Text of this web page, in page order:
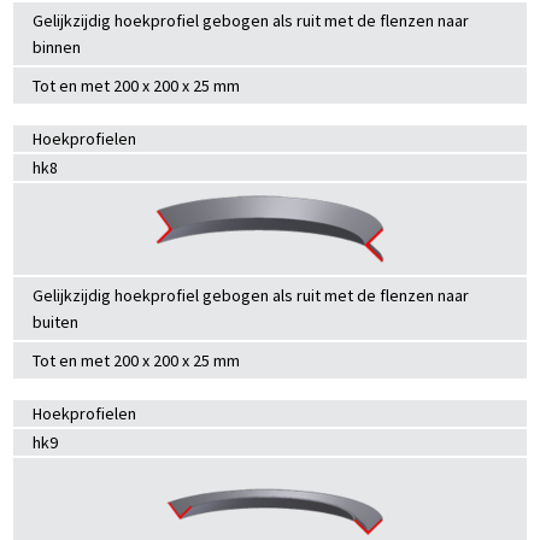
Gelijkzijdig hoekprofiel gebogen als ruit met de flenzen naar
binnen
Tot en met 200 x 200 x 25 mm
Hoekprofielen
hk8
Gelijkzijdig hoekprofiel gebogen als ruit met de flenzen naar
buiten
Tot en met 200 x 200 x 25 mm
Hoekprofielen
hk9